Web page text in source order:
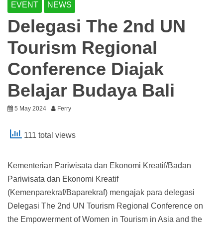
EVENT NEWS
Delegasi The 2nd UN
Tourism Regional
Conference Diajak
Belajar Budaya Bali
5 May 2024 Ferry
111 total views
Kementerian Pariwisata dan Ekonomi Kreatif/Badan
Pariwisata dan Ekonomi Kreatif
(Kemenparekraf/Baparekraf) mengajak para delegasi
Delegasi The 2nd UN Tourism Regional Conference on
the Empowerment of Women in Tourism in Asia and the